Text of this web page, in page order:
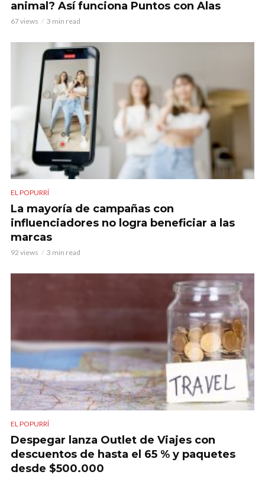
animal? Así funciona Puntos con Alas
67 views 3 min read
EL POPURRÍ
La mayoría de campañas con
influenciadores no logra beneficiar a las
marcas
92 views 3 min read
EL POPURRÍ
Despegar lanza Outlet de Viajes con
descuentos de hasta el 65 % y paquetes
desde $500.000